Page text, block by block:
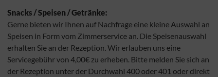
Snacks / Speisen / Getränke:
Gerne bieten wir Ihnen auf Nachfrage eine kleine Auswahl an
Speisen in Form vom Zimmerservice an. Die Speisenauswahl
erhalten Sie an der Rezeption. Wir erlauben uns eine
Servicegebühr von 4,00€ zu erheben. Bitte melden Sie sich an
der Rezeption unter der Durchwahl 400 oder 401 oder direkt